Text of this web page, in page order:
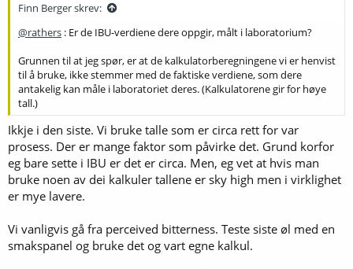
Finn Berger skrev:
@rathers : Er de IBU-verdiene dere oppgir, målt i laboratorium?
Grunnen til at jeg spør, er at de kalkulatorberegningene vi er henvist
til å bruke, ikke stemmer med de faktiske verdiene, som dere
antakelig kan måle i laboratoriet deres. (Kalkulatorene gir for høye
tall.)
Ikkje i den siste. Vi bruke talle som er circa rett for var
prosess. Der er mange faktor som påvirke det. Grund korfor
eg bare sette i IBU er det er circa. Men, eg vet at hvis man
bruke noen av dei kalkuler tallene er sky high men i virklighet
er mye lavere.
Vi vanligvis gå fra perceived bitterness. Teste siste øl med en
smakspanel og bruke det og vart egne kalkul.